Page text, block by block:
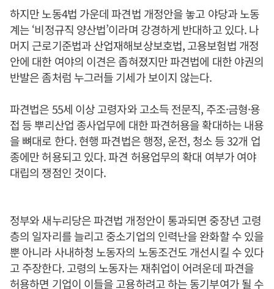
하지만 노동4법 가운데 파견법 개정안을 놓고 야당과 노동
계는 ‘비정규직 양산법’이라며 강경하게 반대하고 있다. 나
머지 근로기준법과 산업재해보상보호법, 고용보험법 개정
안에 대한 여야의 이견은 좁혀졌지만 파견법에 대한 야권의
반발은 좀처럼 누그러들 기세가 보이지 않는다.
파견법은 55세 이상 고령자와 고소득 전문직, 주조·금형·용
접 등 뿌리산업 종사업무에 대한 파견허용을 확대하는 내용
을 뼈대로 한다. 현행 파견법은 행정, 운전, 청소 등 32개 업
종에만 허용되고 있다. 파견 허용업무의 확대 여부가 여야
대립의 쟁점인 것이다.
정부와 새누리당은 파견법 개정안이 통과되면 중장년 고령
층의 일자리를 늘리고 중소기업의 인력난을 완화할 수 있을
뿐 아니라 사내하청 노동자의 노동조건도 개선시킬 수 있다
고 주장한다. 고령의 노동자는 재취업이 어려운데 파견을
허용하면 기업이 이들을 고용하려고 하는 동기부여가 될 수